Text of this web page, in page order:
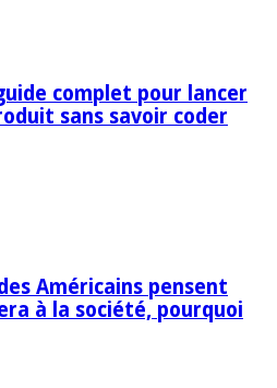
complet pour lancer
sans savoir coder
Américains pensent
à la société, pourquoi